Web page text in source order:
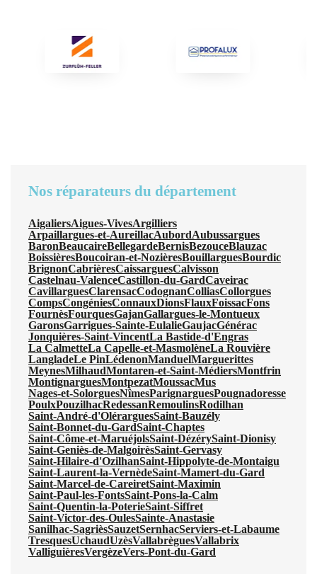
Nos réparateurs du département
AigaliersAigues-VivesArgilliers
Arpaillargues-et-AureillacAubordAubussargues
BaronBeaucaireBellegardeBernisBezouceBlauzac
BoissièresBoucoiran-et-NozièresBouillarguesBourdic
BrignonCabrièresCaissarguesCalvisson
Castelnau-ValenceCastillon-du-GardCaveirac
CavillarguesClarensacCodognanColliasCollorgues
CompsCongéniesConnauxDionsFlauxFoissacFons
FournèsFourquesGajanGallargues-le-Montueux
GaronsGarrigues-Sainte-EulalieGaujacGénérac
Jonquières-Saint-VincentLa Bastide-d'Engras
La CalmetteLa Capelle-et-MasmolèneLa Rouvière
LangladeLe PinLédenonManduelMarguerittes
MeynesMilhaudMontaren-et-Saint-MédiersMontfrin
MontignarguesMontpezatMoussacMus
Nages-et-SolorguesNîmesParignarguesPougnadoresse
PoulxPouzilhacRedessanRemoulinsRodilhan
Saint-André-d'OlérarguesSaint-Bauzély
Saint-Bonnet-du-GardSaint-Chaptes
Saint-Côme-et-MaruéjolsSaint-DézérySaint-Dionisy
Saint-Geniès-de-MalgoirèsSaint-Gervasy
Saint-Hilaire-d'OzilhanSaint-Hippolyte-de-Montaigu
Saint-Laurent-la-VernèdeSaint-Mamert-du-Gard
Saint-Marcel-de-CareiretSaint-Maximin
Saint-Paul-les-FontsSaint-Pons-la-Calm
Saint-Quentin-la-PoterieSaint-Siffret
Saint-Victor-des-OulesSainte-Anastasie
Sanilhac-SagrièsSauzetSernhacServiers-et-Labaume
TresquesUchaudUzèsVallabrèguesVallabrix
ValliguièresVergèzeVers-Pont-du-Gard